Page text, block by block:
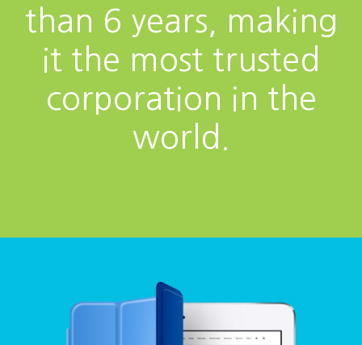
than 6 years, making
it the most trusted
corporation in the
world.